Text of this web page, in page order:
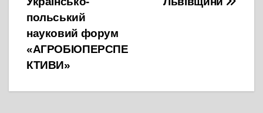
польський
науковий форум
«АГРОБІОПЕРСПЕ
КТИВИ»